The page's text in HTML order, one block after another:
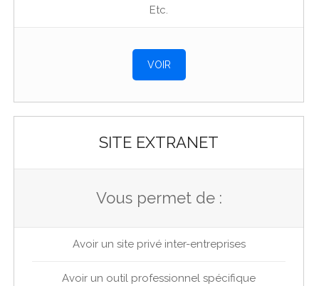
Etc.
VOIR
SITE EXTRANET
Vous permet de :
Avoir un site privé inter-entreprises
Avoir un outil professionnel spécifique